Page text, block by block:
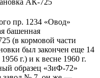
пр. 1234 «Овод»
башенная
(в кормовой части
был закончен еще 14
г.) и к весне 1960 г.
образец «ЗиФ-72»